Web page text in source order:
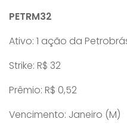
PETRM32
Ativo: 1 ação da
Strike: R$ 32
Prêmio: R$ 0,52
Vencimento: Janeiro (M)